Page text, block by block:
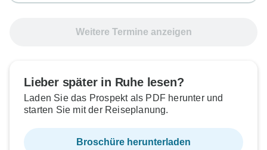
Weitere Termine anzeigen
Lieber später in Ruhe lesen?
Laden Sie das Prospekt als PDF herunter und
starten Sie mit der Reiseplanung.
Broschüre herunterladen